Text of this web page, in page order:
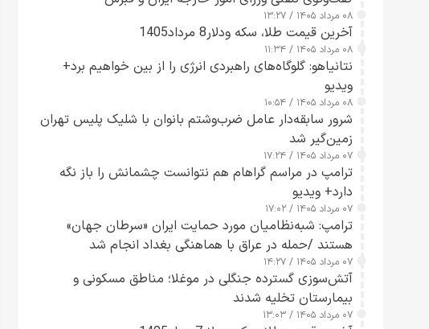
۰۸ مرداد ۱۴۰۵ / ۱۳:۲۷
آخرین قیمت طلا، سکه ودلار8 مرداد1405
۰۸ مرداد ۱۴۰۵ / ۱۱:۳۴
نتانیاهو: گلوگاه‌های راهبردی انرژی را از بین خواهیم برد+
ویدیو
۰۸ مرداد ۱۴۰۵ / ۱۰:۵۴
شرور سابقه‌دار عامل ضرب‌وشتم بانوان با شلیک پلیس تهران
زمین‌گیر شد
۰۷ مرداد ۱۴۰۵ / ۱۷:۲۴
ترامپ در مراسم گراهام هم نتوانست چشمانش را باز نگه
دارد+ ویدیو
۰۷ مرداد ۱۴۰۵ / ۱۷:۰۲
ترامپ: شبه‌نظامیان مورد حمایت ایران «سرطان جهان»
هستند /حمله در عراق با هماهنگی بغداد انجام شد
۰۷ مرداد ۱۴۰۵ / ۱۴:۲۷
آتش‌سوزی گسترده جنگلی در موغلا؛ مناطق مسکونی و
بیمارستان تخلیه شدند
۰۷ مرداد ۱۴۰۵ / ۱۳:۰۳